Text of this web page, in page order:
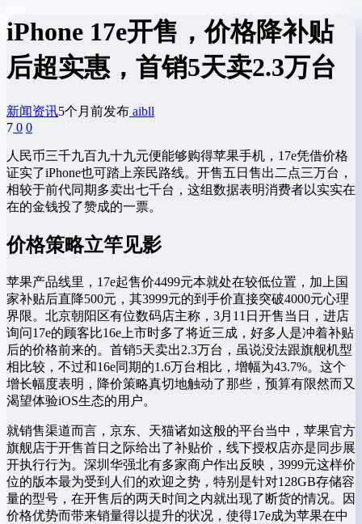
iPhone 17e开售，价格降补贴
后超实惠，首销5天卖2.3万台
新闻资讯5个月前发布 aibll
7 0 0
人民币三千九百九十九元便能够购得苹果手机，17e凭借价格
证实了iPhone也可踏上亲民路线。开售五日售出二点三万台，
相较于前代同期多卖出七千台，这组数据表明消费者以实实在
在的金钱投了赞成的一票。
价格策略立竿见影
苹果产品线里，17e起售价4499元本就处在较低位置，加上国
家补贴后直降500元，其3999元的到手价直接突破4000元心理
界限。北京朝阳区有位数码店主称，3月11日开售当日，进店
询问17e的顾客比16e上市时多了将近三成，好多人是冲着补贴
后的价格前来的。首销5天卖出2.3万台，虽说没法跟旗舰机型
相比较，不过和16e同期的1.6万台相比，增幅为43.7%。这个
增长幅度表明，降价策略真切地触动了那些，预算有限然而又
渴望体验iOS生态的用户。
就销售渠道而言，京东、天猫诸如这般的平台当中，苹果官方
旗舰店于开售首日之际给出了补贴价，线下授权店亦是同步展
开执行行为。深圳华强北有多家商户作出反映，3999元这样价
位的版本最为受到人们的欢迎之势，特别是针对128GB存储容
量的型号，在开售后的两天时间之内就出现了断货的情况。因
价格优势而带来销量得以提升的状况，使得17e成为苹果在中